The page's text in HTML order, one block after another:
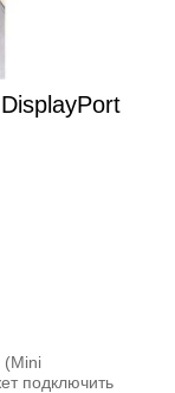
(Mini
подключить